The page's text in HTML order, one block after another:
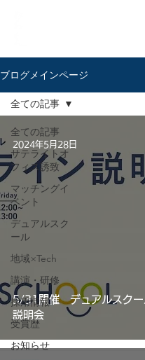
ブログメインページ
全ての記事
サテライトオ
フィス誘致
マッチングイ
ベント
デュアルスク
ール
地域×Tech
講演・研修
採用情報
受賞歴
お知らせ
全ての記事
5/31開催 デュアルスクー
説明会
2024年5月28日